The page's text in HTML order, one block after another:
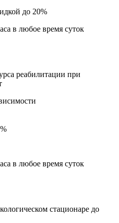
до 20%
в любое время суток
реабилитации при
в любое время суток
стационаре до